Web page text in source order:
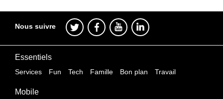
Nous suivre
Essentiels
Services Fun Tech Famille Bon plan Travail
Mobile